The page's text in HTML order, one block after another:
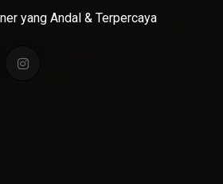
yang Andal & Terpercaya